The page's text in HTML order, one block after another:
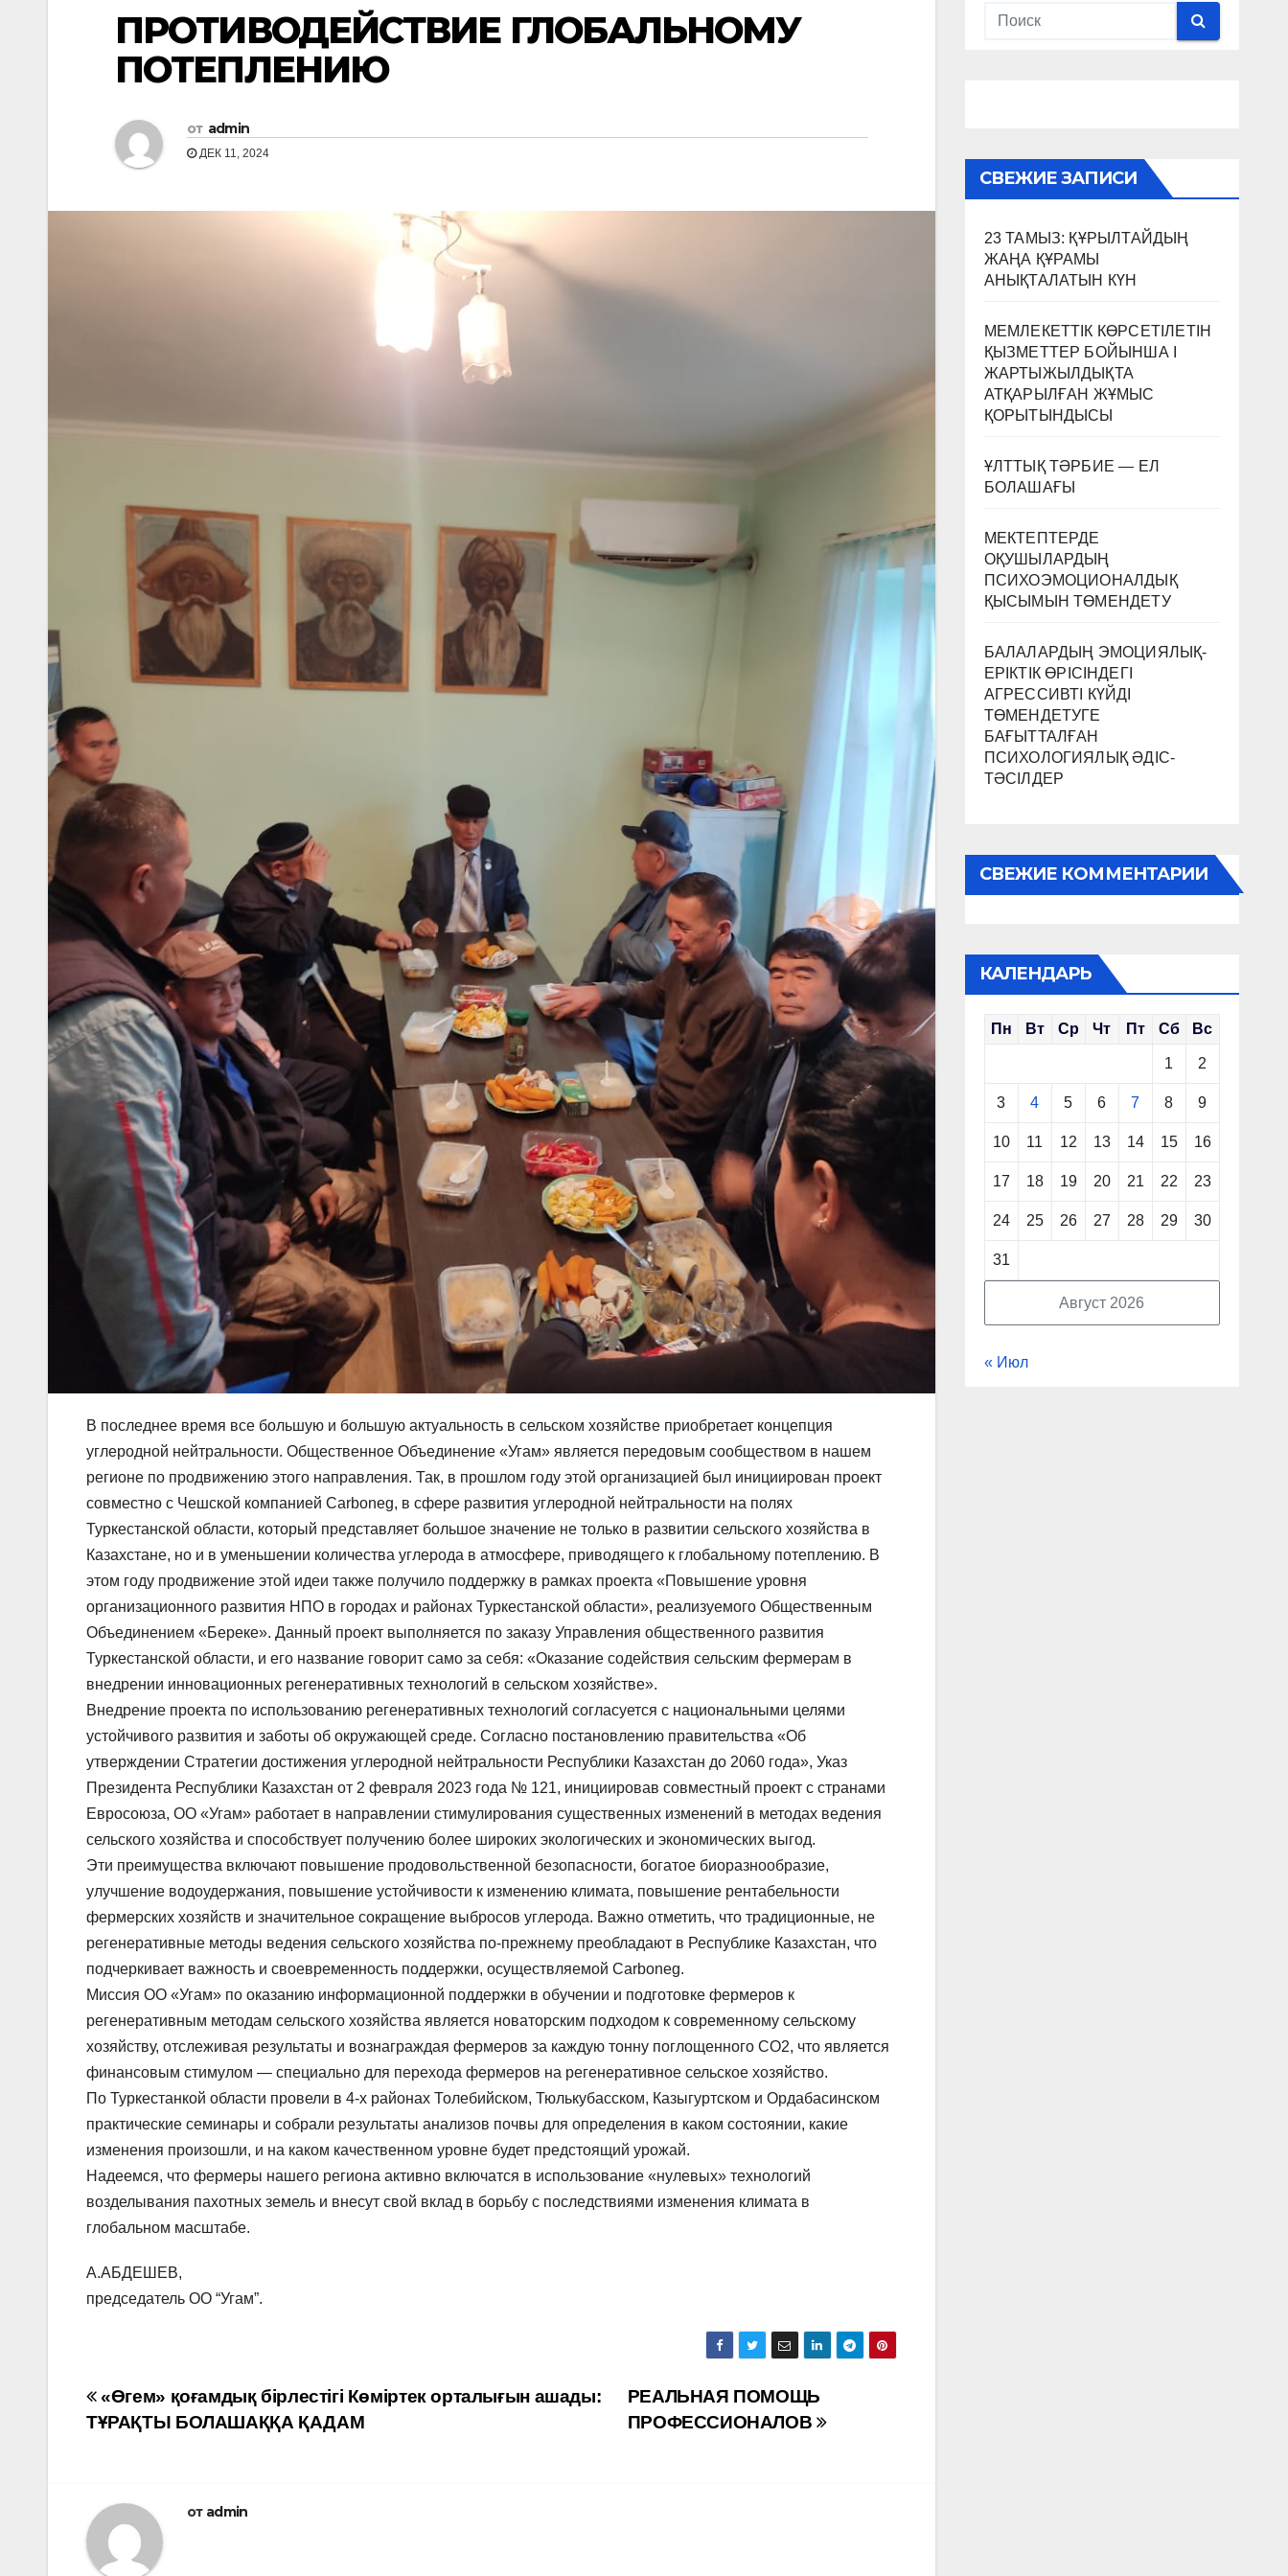
ПРОТИВОДЕЙСТВИЕ ГЛОБАЛЬНОМУ
ПОТЕПЛЕНИЮ
от admin
ДЕК 11, 2024
В последнее время все большую и большую актуальность в сельском хозяйстве приобретает концепция
углеродной нейтральности. Общественное Объединение «Угам» является передовым сообществом в нашем
регионе по продвижению этого направления. Так, в прошлом году этой организацией был инициирован проект
совместно с Чешской компанией Саrboneg, в сфере развития углеродной нейтральности на полях
Туркестанской области, который представляет большое значение не только в развитии сельского хозяйства в
Казахстане, но и в уменьшении количества углерода в атмосфере, приводящего к глобальному потеплению. В
этом году продвижение этой идеи также получило поддержку в рамках проекта «Повышение уровня
организационного развития НПО в городах и районах Туркестанской области», реализуемого Общественным
Объединением «Береке». Данный проект выполняется по заказу Управления общественного развития
Туркестанской области, и его название говорит само за себя: «Оказание содействия сельским фермерам в
внедрении инновационных регенеративных технологий в сельском хозяйстве».
Внедрение проекта по использованию регенеративных технологий согласуется с национальными целями
устойчивого развития и заботы об окружающей среде. Согласно постановлению правительства «Об
утверждении Стратегии достижения углеродной нейтральности Республики Казахстан до 2060 года», Указ
Президента Республики Казахстан от 2 февраля 2023 года № 121, инициировав совместный проект с странами
Евросоюза, ОО «Угам» работает в направлении стимулирования существенных изменений в методах ведения
сельского хозяйства и способствует получению более широких экологических и экономических выгод.
Эти преимущества включают повышение продовольственной безопасности, богатое биоразнообразие,
улучшение водоудержания, повышение устойчивости к изменению климата, повышение рентабельности
фермерских хозяйств и значительное сокращение выбросов углерода. Важно отметить, что традиционные, не
регенеративные методы ведения сельского хозяйства по-прежнему преобладают в Республике Казахстан, что
подчеркивает важность и своевременность поддержки, осуществляемой Саrboneg.
Миссия ОО «Угам» по оказанию информационной поддержки в обучении и подготовке фермеров к
регенеративным методам сельского хозяйства является новаторским подходом к современному сельскому
хозяйству, отслеживая результаты и вознаграждая фермеров за каждую тонну поглощенного СО2, что является
финансовым стимулом — специально для перехода фермеров на регенеративное сельское хозяйство.
По Туркестанкой области провели в 4-х районах Толебийском, Тюлькубасском, Казыгуртском и Ордабасинском
практические семинары и собрали результаты анализов почвы для определения в каком состоянии, какие
изменения произошли, и на каком качественном уровне будет предстоящий урожай.
Надеемся, что фермеры нашего региона активно включатся в использование «нулевых» технологий
возделывания пахотных земель и внесут свой вклад в борьбу с последствиями изменения климата в
глобальном масштабе.
А.АБДЕШЕВ,
председатель ОО “Угам”.
Навигация
РЕАЛЬНАЯ ПОМОЩЬ
ПРОФЕССИОНАЛОВ
«Өгем» қоғамдық бірлестігі Көміртек орталығын ашады:
ТҰРАҚТЫ БОЛАШАҚҚА ҚАДАМ
от admin
СВЕЖИЕ ЗАПИСИ
23 ТАМЫЗ: ҚҰРЫЛТАЙДЫҢ
ЖАҢА ҚҰРАМЫ
АНЫҚТАЛАТЫН КҮН
МЕМЛЕКЕТТІК КӨРСЕТІЛЕТІН
ҚЫЗМЕТТЕР БОЙЫНША I
ЖАРТЫЖЫЛДЫҚТА
АТҚАРЫЛҒАН ЖҰМЫС
ҚОРЫТЫНДЫСЫ
ҰЛТТЫҚ ТӘРБИЕ — ЕЛ
БОЛАШАҒЫ
МЕКТЕПТЕРДЕ
ОҚУШЫЛАРДЫҢ
ПСИХОЭМОЦИОНАЛДЫҚ
ҚЫСЫМЫН ТӨМЕНДЕТУ
БАЛАЛАРДЫҢ ЭМОЦИЯЛЫҚ-
ЕРІКТІК ӨРІСІНДЕГІ
АГРЕССИВТІ КҮЙДІ
ТӨМЕНДЕТУГЕ
БАҒЫТТАЛҒАН
ПСИХОЛОГИЯЛЫҚ ӘДІС-
ТӘСІЛДЕР
СВЕЖИЕ КОММЕНТАРИИ
КАЛЕНДАРЬ
Август 2026
Пн Вт Ср Чт Пт Сб Вс
1 2
3 4 5 6 7 8 9
10 11 12 13 14 15 16
17 18 19 20 21 22 23
24 25 26 27 28 29 30
31
« Июл